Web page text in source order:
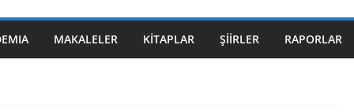
MAKALELER KITAPLAR ŞIIRLER RAPORLAR